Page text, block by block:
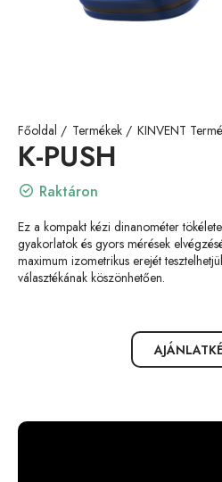
Főoldal Termékek KINVENT
K-PUSH
Raktáron
Ez a kompakt kézi dinanométer
gyakorlatok és gyors mérések
maximum izometrikus erejét
választékának köszönhetően.